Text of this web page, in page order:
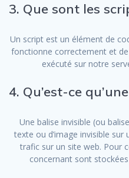
3. Que sont les
Un script est un élément de
fonctionne correctement et
exécuté sur notre
4. Qu’est-ce
Une balise invisible (ou
texte ou d’image invisible
trafic sur un site web. Pour
concernant sont stockées